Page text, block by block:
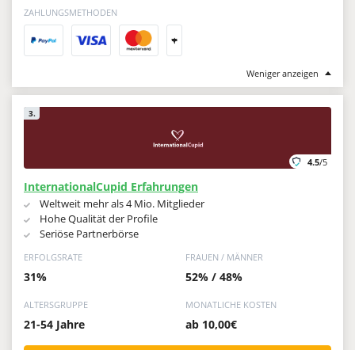
ZAHLUNGSMETHODEN
+
Weniger anzeigen
3.
4.5/5
InternationalCupid Erfahrungen
Weltweit mehr als 4 Mio. Mitglieder
Hohe Qualität der Profile
Seriöse Partnerbörse
ERFOLGSRATE
31%
FRAUEN / MÄNNER
52% / 48%
ALTERSGRUPPE
21-54 Jahre
MONATLICHE KOSTEN
ab 10,00€